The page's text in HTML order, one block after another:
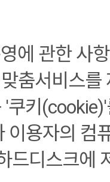
에 관한 사항
춤서비스
쿠키
용자의 컴
드디스크에